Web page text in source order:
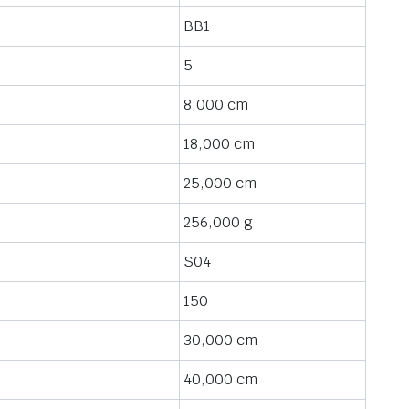
BB1
5
8,000 cm
18,000 cm
25,000 cm
256,000 g
S04
150
30,000 cm
40,000 cm